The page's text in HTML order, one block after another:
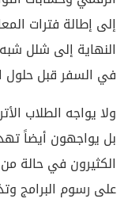
إلى إطالة فترات
النهاية إلى شلل
في السفر قبل حلول
ولا يواجه الطلاب
بل يواجهون أيضاً
الكثيرون في حالة
على رسوم البرامج